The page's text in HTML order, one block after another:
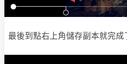
最後到點右上角儲存副本就完成